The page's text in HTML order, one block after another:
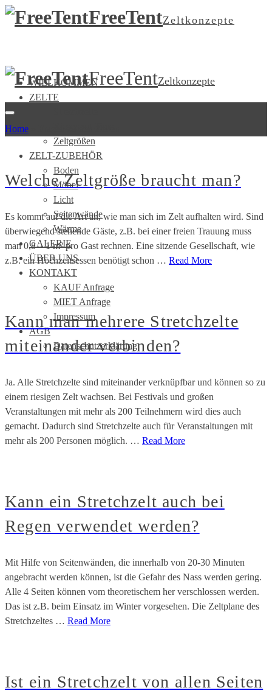
FreeTentZeltkonzepte
WILLKOMMEN
ZELTE
Zeltgrößen
ZELT-ZUBEHÖR
Boden
Möbel
Licht
Seitenwände
Wärme
GALERIE
ÜBER UNS
KONTAKT
KAUF Anfrage
MIET Anfrage
Impressum
AGB
Datenschutzerklärung
FreeTentZeltkonzepte
Home
Welche Zeltgröße braucht man?
Es kommt auf die Art an, wie man sich im Zelt aufhalten wird. Sind
überwiegend stehende Gäste, z.B. bei einer freien Trauung muss
man 0,8 – 1 m² pro Gast rechnen. Eine sitzende Gesellschaft, wie
z.B. ein Hochzeitsessen benötigt schon … Read More
Kann man mehrere Stretchzelte
miteinander verbinden?
Ja. Alle Stretchzelte sind miteinander verknüpfbar und können so zu
einem riesigen Zelt wachsen. Bei Festivals und großen
Veranstaltungen mit mehr als 200 Teilnehmern wird dies auch
gemacht. Dadurch sind Stretchzelte auch für Veranstaltungen mit
mehr als 200 Personen möglich. … Read More
Kann ein Stretchzelt auch bei
Regen verwendet werden?
Mit Hilfe von Seitenwänden, die innerhalb von 20-30 Minuten
angebracht werden können, ist die Gefahr des Nass werden gering.
Alle 4 Seiten können vom theoretischem her verschlossen werden.
Das ist z.B. beim Einsatz im Winter vorgesehen. Die Zeltplane des
Stretchzeltes … Read More
Ist ein Stretchzelt von allen Seiten